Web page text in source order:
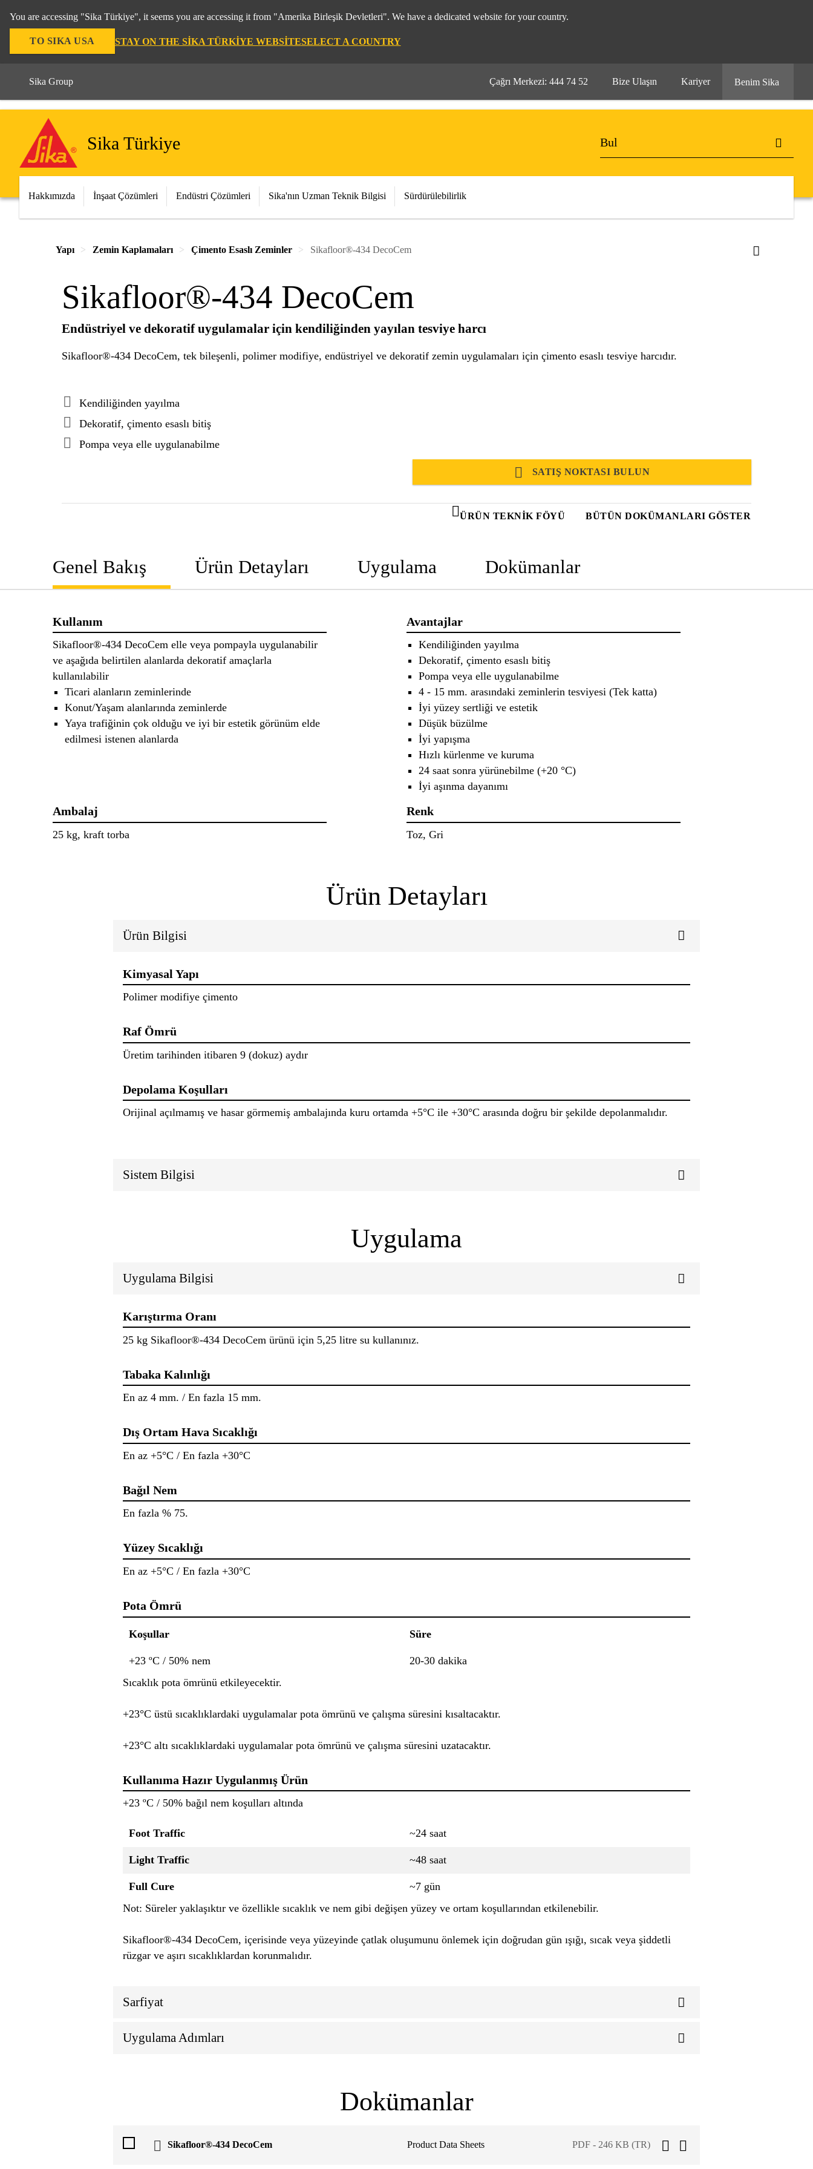
You are accessing "Sika Türkiye", it seems you are accessing it from "Amerika Birleşik Devletleri". We have a dedicated website for your country.
TO SIKA USA STAY ON THE SIKA TÜRKIYE WEBSITESELECT A COUNTRY
Sika Group Çağrı Merkezi: 444 74 52 Bize Ulaşın Kariyer Benim Sika
Sika Türkiye
Hakkımızda İnşaat Çözümleri Endüstri Çözümleri Sika'nın Uzman Teknik Bilgisi Sürdürülebilirlik
Yapı Zemin Kaplamaları Çimento Esaslı Zeminler Sikafloor®-434 DecoCem
Sikafloor®-434 DecoCem
Endüstriyel ve dekoratif uygulamalar için kendiliğinden yayılan tesviye harcı
Sikafloor®-434 DecoCem, tek bileşenli, polimer modifiye, endüstriyel ve dekoratif zemin uygulamaları için çimento esaslı tesviye harcıdır.
Kendiliğinden yayılma
Dekoratif, çimento esaslı bitiş
Pompa veya elle uygulanabilme
SATIŞ NOKTASI BULUN
ÜRÜN TEKNIK FÖYÜ BÜTÜN DOKÜMANLARI GÖSTER
Genel Bakış Ürün Detayları Uygulama Dokümanlar
Kullanım
Sikafloor®-434 DecoCem elle veya pompayla uygulanabilir
ve aşağıda belirtilen alanlarda dekoratif amaçlarla
kullanılabilir
Ticari alanların zeminlerinde
Konut/Yaşam alanlarında zeminlerde
Yaya trafiğinin çok olduğu ve iyi bir estetik görünüm elde
edilmesi istenen alanlarda
Avantajlar
Kendiliğinden yayılma
Dekoratif, çimento esaslı bitiş
Pompa veya elle uygulanabilme
4 - 15 mm. arasındaki zeminlerin tesviyesi (Tek katta)
İyi yüzey sertliği ve estetik
Düşük büzülme
İyi yapışma
Hızlı kürlenme ve kuruma
24 saat sonra yürünebilme (+20 °C)
İyi aşınma dayanımı
Ambalaj
25 kg, kraft torba
Renk
Toz, Gri
Ürün Detayları
Ürün Bilgisi
Kimyasal Yapı
Polimer modifiye çimento
Raf Ömrü
Üretim tarihinden itibaren 9 (dokuz) aydır
Depolama Koşulları
Orijinal açılmamış ve hasar görmemiş ambalajında kuru ortamda +5°C ile +30°C arasında doğru bir şekilde depolanmalıdır.
Sistem Bilgisi
Uygulama
Uygulama Bilgisi
Karıştırma Oranı
25 kg Sikafloor®-434 DecoCem ürünü için 5,25 litre su kullanınız.
Tabaka Kalınlığı
En az 4 mm. / En fazla 15 mm.
Dış Ortam Hava Sıcaklığı
En az +5°C / En fazla +30°C
Bağıl Nem
En fazla % 75.
Yüzey Sıcaklığı
En az +5°C / En fazla +30°C
Pota Ömrü
Koşullar Süre
+23 ºC / 50% nem
20-30 dakika
Sıcaklık pota ömrünü etkileyecektir.
+23°C üstü sıcaklıklardaki uygulamalar pota ömrünü ve çalışma süresini kısaltacaktır.
+23°C altı sıcaklıklardaki uygulamalar pota ömrünü ve çalışma süresini uzatacaktır.
Kullanıma Hazır Uygulanmış Ürün
+23 ºC / 50% bağıl nem koşulları altında
Foot Traffic ~24 saat
Light Traffic ~48 saat
Full Cure
~7 gün
Not: Süreler yaklaşıktır ve özellikle sıcaklık ve nem gibi değişen yüzey ve ortam koşullarından etkilenebilir.
Sikafloor®-434 DecoCem, içerisinde veya yüzeyinde çatlak oluşumunu önlemek için doğrudan gün ışığı, sıcak veya şiddetli
rüzgar ve aşırı sıcaklıklardan korunmalıdır.
Sarfiyat
Uygulama Adımları
Dokümanlar
Sikafloor®-434 DecoCem Product Data Sheets PDF - 246 KB (TR)